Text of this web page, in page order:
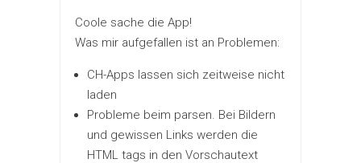
Coole sache die App!
Was mir aufgefallen ist an Problemen:
CH-Apps lassen sich zeitweise nicht
laden
Probleme beim parsen. Bei Bildern
und gewissen Links werden die
HTML tags in den Vorschautext